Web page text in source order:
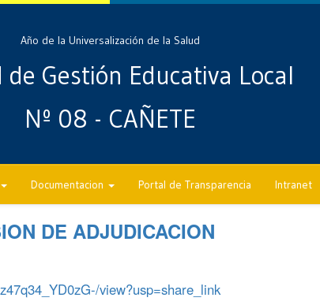
Año de la Universalización de la Salud
de Gestión Educativa Local
Nº 08 - CAÑETE
Documentacion Portal de Transparencia Intranet
DE ADJUDICACION
view?usp=share_link